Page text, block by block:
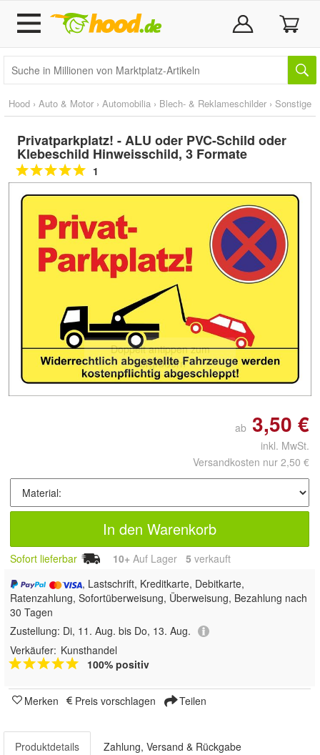
Hood › Auto & Motor › Automobilia › Blech- & Reklameschilder › Sonstige
Privatparkplatz! - ALU oder PVC-Schild oder
Klebeschild Hinweisschild, 3 Formate
1
Doppelt antippen zum
vergrößern
ab 3,50 €
inkl. MwSt.
Versandkosten nur 2,50 €
In den Warenkorb
Sofort lieferbar 10+ Auf Lager 5 verkauft
, Lastschrift, Kreditkarte, Debitkarte,
Ratenzahlung, Sofortüberweisung, Überweisung, Bezahlung nach
30 Tagen
Zustellung: Di, 11. Aug. bis Do, 13. Aug.
Verkäufer: Kunsthandel
100% positiv
Merken Preis vorschlagen Teilen
Produktdetails Zahlung, Versand & Rückgabe